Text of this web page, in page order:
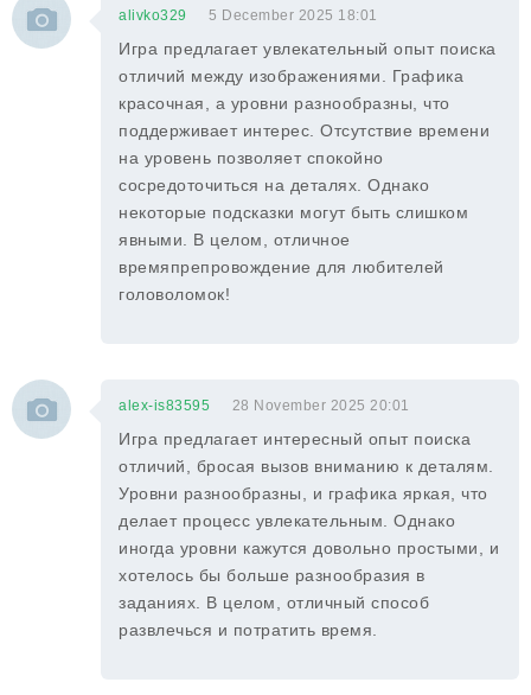
alivko329 5 December 2025 18:01
Игра предлагает увлекательный опыт поиска
отличий между изображениями. Графика
красочная, а уровни разнообразны, что
поддерживает интерес. Отсутствие времени
на уровень позволяет спокойно
сосредоточиться на деталях. Однако
некоторые подсказки могут быть слишком
явными. В целом, отличное
времяпрепровождение для любителей
головоломок!
alex-is83595 28 November 2025 20:01
Игра предлагает интересный опыт поиска
отличий, бросая вызов вниманию к деталям.
Уровни разнообразны, и графика яркая, что
делает процесс увлекательным. Однако
иногда уровни кажутся довольно простыми, и
хотелось бы больше разнообразия в
заданиях. В целом, отличный способ
развлечься и потратить время.